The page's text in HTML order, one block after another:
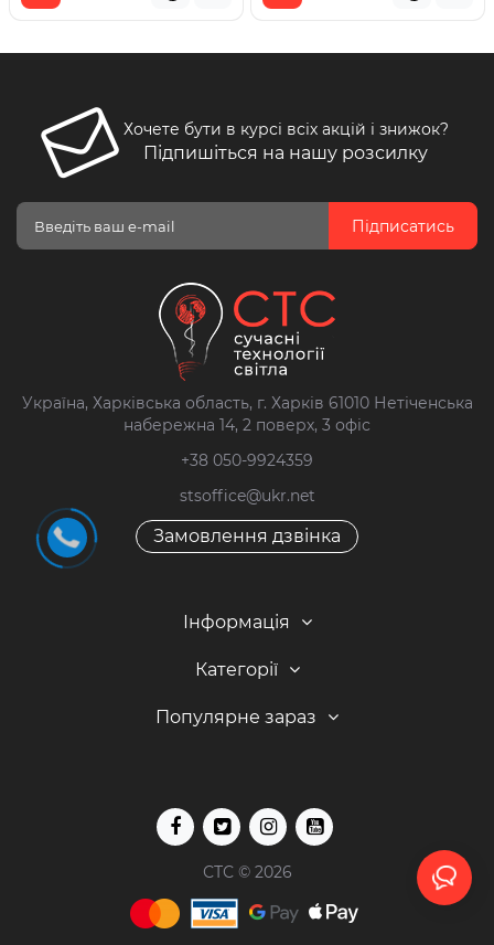
Хочете бути в курсі всіх акцій і знижок?
Підпишіться на нашу розсилку
Підписатись
Україна, Харківська область, г. Харків 61010 Нетіченська
набережна 14, 2 поверх, 3 офіс
+38 050-9924359
stsoffice@ukr.net
Замовлення дзвінка
Інформація
Категорії
Популярне зараз
СТС © 2026